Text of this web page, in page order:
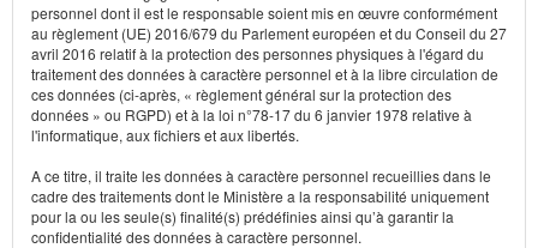
personnel dont il est le responsable soient mis en œuvre conformément
au règlement (UE) 2016/679 du Parlement européen et du Conseil du 27
avril 2016 relatif à la protection des personnes physiques à l'égard du
traitement des données à caractère personnel et à la libre circulation de
ces données (ci-après, « règlement général sur la protection des
données » ou RGPD) et à la loi n°78-17 du 6 janvier 1978 relative à
l'informatique, aux fichiers et aux libertés.
A ce titre, il traite les données à caractère personnel recueillies dans le
cadre des traitements dont le Ministère a la responsabilité uniquement
pour la ou les seule(s) finalité(s) prédéfinies ainsi qu’à garantir la
confidentialité des données à caractère personnel.